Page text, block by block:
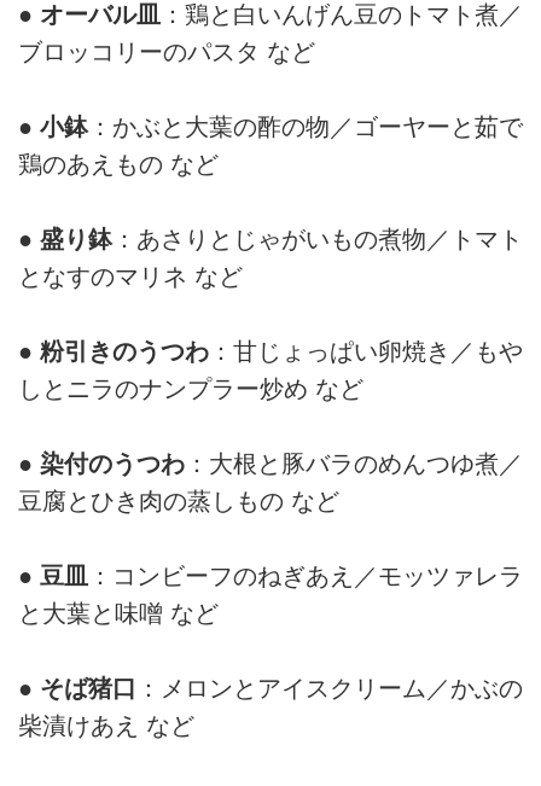
● オーバル皿 ：鶏と白いんげん豆のトマト煮／
ブロッコリーのパスタ など
● 小鉢：かぶと大葉の酢の物／ゴーヤーと茹で
鶏のあえもの など
● 盛り鉢：あさりとじゃがいもの煮物／トマト
となすのマリネ など
● 粉引きのうつわ ：甘じょっぱい卵焼き／もや
しとニラのナンプラー炒め など
● 染付のうつわ ：大根と豚バラのめんつゆ煮／
豆腐とひき肉の蒸しもの など
● 豆皿 ：コンビーフのねぎあえ／モッツァレラ
と大葉と味噌 など
● そば猪口
：メロンとアイスクリーム／かぶの
柴漬けあえ など